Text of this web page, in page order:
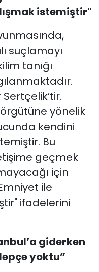
istemiştir"
suçlamayı
tanığı
yönelik
kendini
Bu
geçmek
için
ile
ifadelerini
giderken
yoktu”